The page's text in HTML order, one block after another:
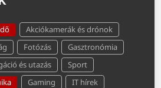
Akciókamerák és drónok
Fotózás
Gasztronómia
és utazás
Sport
Gaming
IT hírek